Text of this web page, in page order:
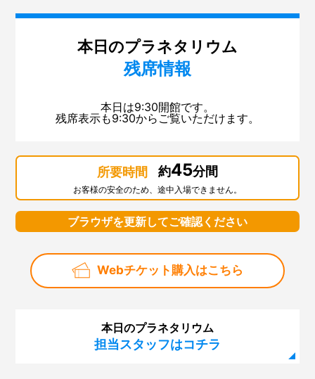
本日のプラネタリウム
残席情報
本日は9:30開館です。
残席表示も9:30からご覧いただけます。
所要時間 約45分間
お客様の安全のため、途中入場できません。
ブラウザを更新してご確認ください
Webチケット購入はこちら
本日のプラネタリウム
担当スタッフはコチラ